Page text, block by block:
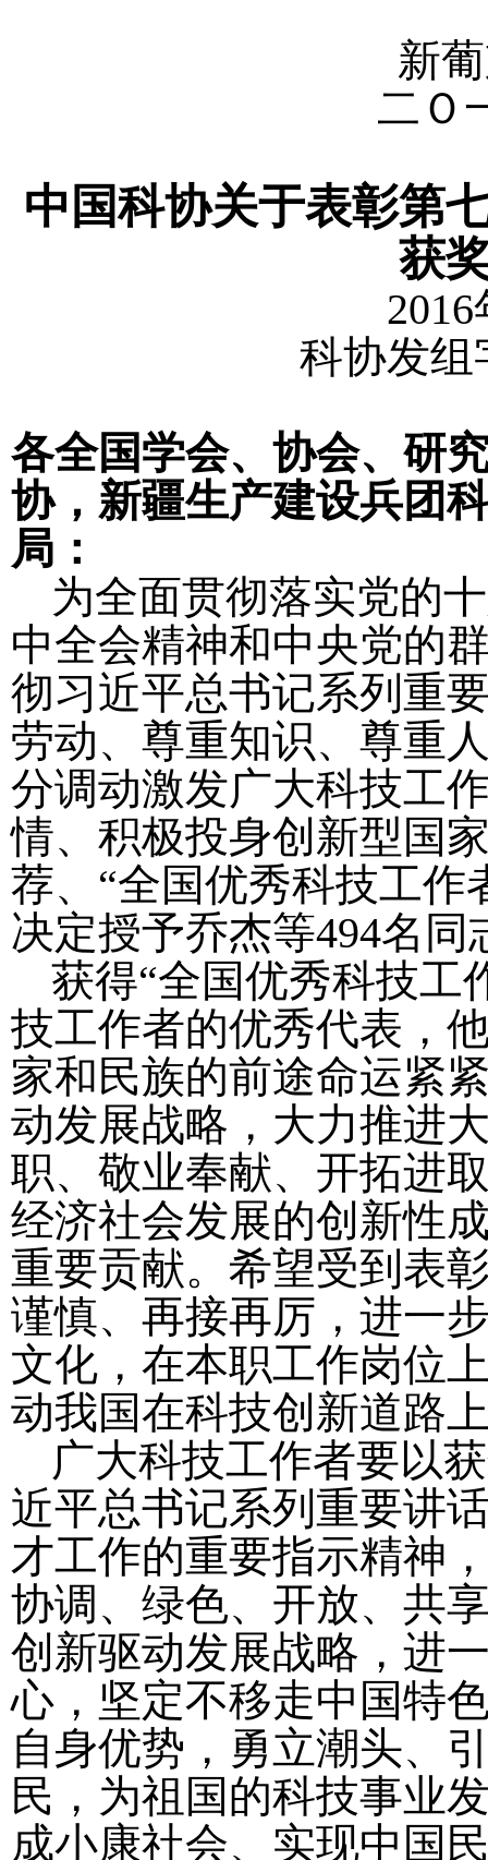
新
二Ｏ
中国科协关于表彰第
获
2016
科协发组
各全国学会、协会、研
协，新疆生产建设兵团
局：
为全面贯彻落实党的
中全会精神和中央党的
彻习近平总书记系列重
劳动、尊重知识、尊重
分调动激发广大科技工
情、积极投身创新型国
荐、“全国优秀科技工作
决定授予乔杰等494名同
获得“全国优秀科技工
技工作者的优秀代表，
家和民族的前途命运紧
动发展战略，大力推进
职、敬业奉献、开拓进
经济社会发展的创新性
重要贡献。希望受到表
谨慎、再接再厉，进一
文化，在本职工作岗位
动我国在科技创新道路
广大科技工作者要以
近平总书记系列重要讲
才工作的重要指示精神
协调、绿色、开放、共
创新驱动发展战略，进
心，坚定不移走中国特
自身优势，勇立潮头、
民，为祖国的科技事业
成小康社会、实现中国